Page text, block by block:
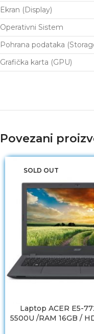
Ekran (Display)
Operativni Sistem
Pohrana podataka
Grafička karta (GPU)
Povezani
SOLD OUT
Laptop ACER E5-
5500U /RAM 16GB /